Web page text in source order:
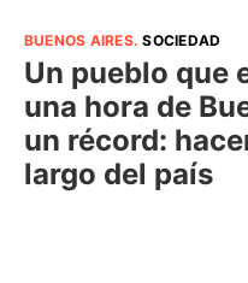
BUENOS AIRES.SOCIEDAD
Un pueblo que
una hora de
un récord:
largo del país